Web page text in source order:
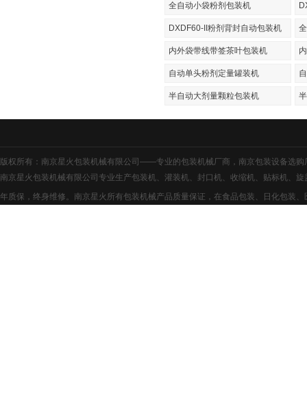
全自动小袋粉剂包装机
DXDF60-II粉剂背封自动包装机
内外袋带线带签茶叶包装机
自动单头粉剂定量罐装机
半自动大剂量颗粒包装机
版权所有：南京星火包装机械有限公司——专业的包装机械厂商 ， 南京包装设备选购
南京星火包装机械有限公司专业生产包装机、灌装机、封口机、收缩机、贴标机、
年质保，终身维修。南京星火所有包装机械产品质量保证，在食品包装、日化包装